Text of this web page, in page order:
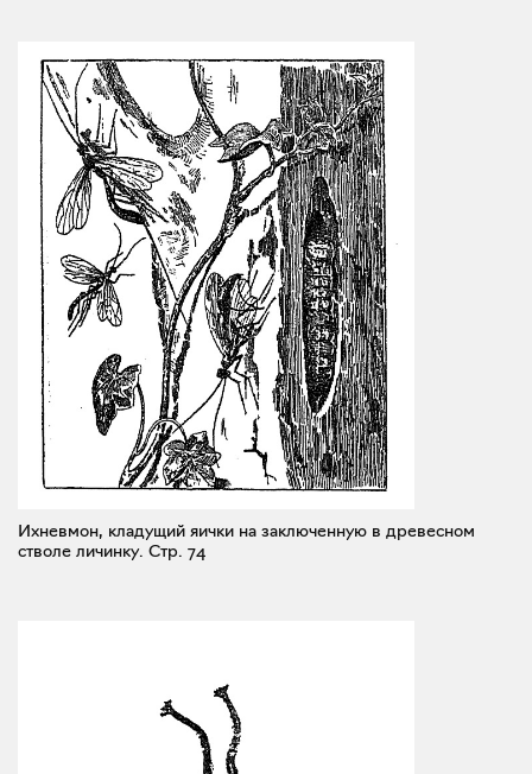
Ихневмон, кладущий яички на заключенную в древесном
стволе личинку. Стр. 74